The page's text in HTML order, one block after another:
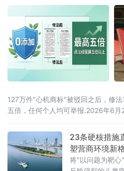
作的高质量发展
辽宁建设注入坚
时间传达了辽宁
全省人
127万件"心机商标"被驳回之后，修
五倍，任何个人均可举报.2026年6
些让消费者频频踩坑的文字不过是一
时，法律终于要动手了。6月22日，
标法修订草案二次审议稿将提请6月23
23条硬核措施
塑营商环境新
将"以问题为靶心